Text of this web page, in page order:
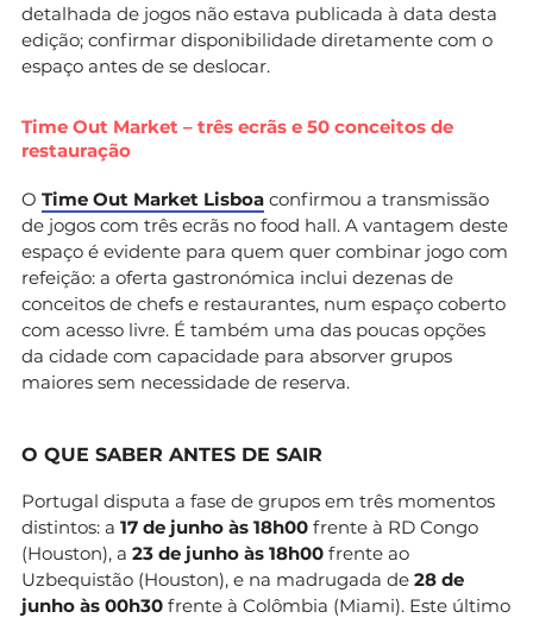
detalhada de jogos não estava publicada à data desta
edição; confirmar disponibilidade diretamente com o
espaço antes de se deslocar.
Time Out Market – três ecrãs e 50 conceitos de
restauração
O Time Out Market Lisboa confirmou a transmissão
de jogos com três ecrãs no food hall. A vantagem deste
espaço é evidente para quem quer combinar jogo com
refeição: a oferta gastronómica inclui dezenas de
conceitos de chefs e restaurantes, num espaço coberto
com acesso livre. É também uma das poucas opções
da cidade com capacidade para absorver grupos
maiores sem necessidade de reserva.
O QUE SABER ANTES DE SAIR
Portugal disputa a fase de grupos em três momentos
distintos: a 17 de junho às 18h00 frente à RD Congo
(Houston), a 23 de junho às 18h00 frente ao
Uzbequistão (Houston), e na madrugada de 28 de
junho às 00h30 frente à Colômbia (Miami). Este último